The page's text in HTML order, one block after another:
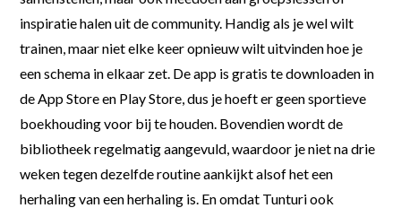
inspiratie halen uit de community. Handig als je wel wilt
trainen, maar niet elke keer opnieuw wilt uitvinden hoe je
een schema in elkaar zet. De app is gratis te downloaden in
de App Store en Play Store, dus je hoeft er geen sportieve
boekhouding voor bij te houden. Bovendien wordt de
bibliotheek regelmatig aangevuld, waardoor je niet na drie
weken tegen dezelfde routine aankijkt alsof het een
herhaling van een herhaling is. En omdat Tunturi ook